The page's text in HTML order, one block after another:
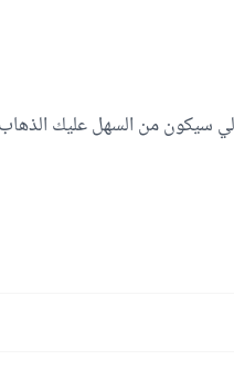
سيكون من السهل عليك